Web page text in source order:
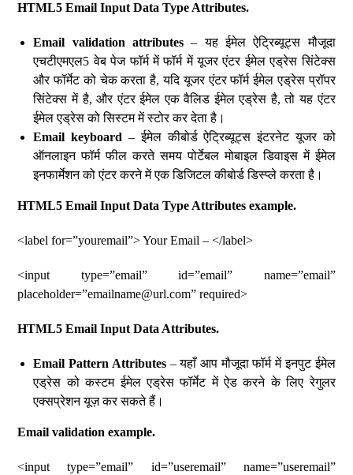
HTML5 Email Input Data Type Attributes.
Email validation attributes – यह ईमेल ऐट्रिब्यूट्स मौजूदा
एचटीएमएल5 वेब पेज फॉर्म में फॉर्म में यूजर एंटर ईमेल एड्रेस सिंटेक्स
और फॉर्मेट को चेक करता है, यदि यूजर एंटर फॉर्म ईमेल एड्रेस प्रॉपर
सिंटेक्स में है, और एंटर ईमेल एक वैलिड ईमेल एड्रेस है, तो यह एंटर
ईमेल एड्रेस को सिस्टम में स्टोर कर देता है।
Email keyboard – ईमेल कीबोर्ड ऐट्रिब्यूट्स इंटरनेट यूजर को
ऑनलाइन फॉर्म फील करते समय पोर्टेबल मोबाइल डिवाइस में ईमेल
इनफार्मेशन को एंटर करने में एक डिजिटल कीबोर्ड डिस्प्ले करता है।
HTML5 Email Input Data Type Attributes example.
<label for=”youremail”> Your Email – </label>
<input type=”email” id=”email” name=”email”
placeholder=”emailname@url.com” required>
HTML5 Email Input Data Attributes.
Email Pattern Attributes– यहाँ आप मौजूदा फॉर्म में इनपुट ईमेल
एड्रेस को कस्टम ईमेल एड्रेस फॉर्मेट में ऐड करने के लिए रेगुलर
एक्सप्रेशन यूज़ कर सकते हैं।
Email validation example.
<input type=”email” id=”useremail” name=”useremail”